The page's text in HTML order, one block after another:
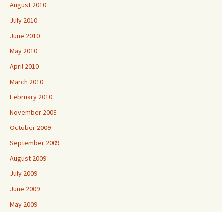
August 2010
July 2010
June 2010
May 2010
April 2010
March 2010
February 2010
November 2009
October 2009
September 2009
August 2009
July 2009
June 2009
May 2009